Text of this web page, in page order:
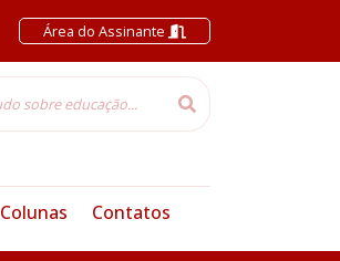
Área do Assinante
Colunas Contatos